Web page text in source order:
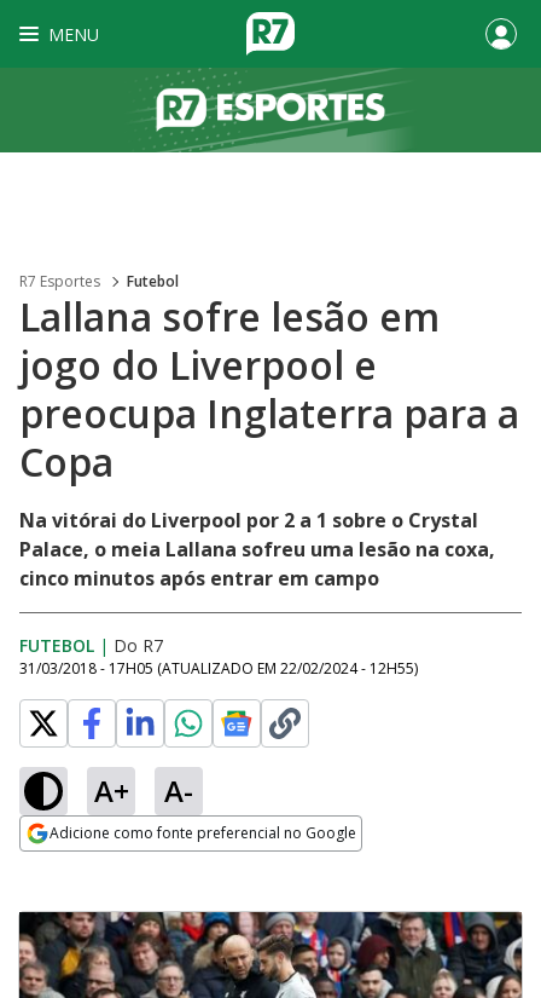
MENU
R7 Esportes Futebol
Lallana sofre lesão em
jogo do Liverpool e
preocupa Inglaterra para a
Copa
Na vitórai do Liverpool por 2 a 1 sobre o Crystal
Palace, o meia Lallana sofreu uma lesão na coxa,
cinco minutos após entrar em campo
FUTEBOL | Do R7
31/03/2018 - 17H05 (ATUALIZADO EM 22/02/2024 - 12H55)
A+ A-
Adicione como fonte preferencial no Google